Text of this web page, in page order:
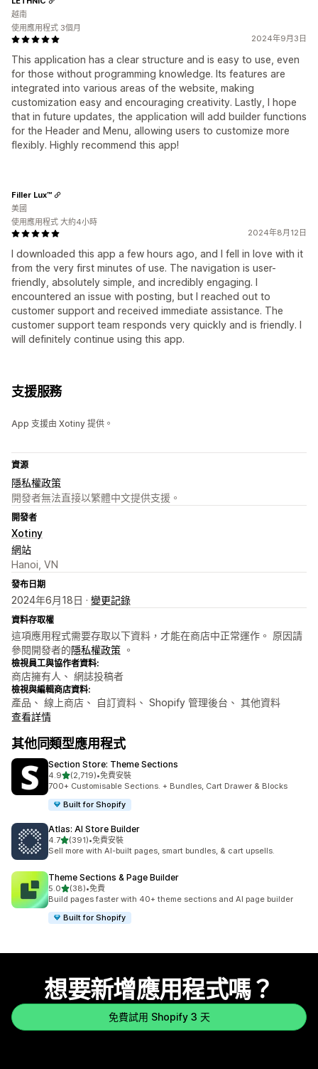
2024年9月3日
This application has a clear structure and is easy to use, even
for those without programming knowledge. Its features are
integrated into various areas of the website, making
customization easy and encouraging creativity. Lastly, I hope
that in future updates, the application will add builder functions
for the Header and Menu, allowing users to customize more
flexibly. Highly recommend this app!
越南
使用應用程式 3個月
2024年8月12日
I downloaded this app a few hours ago, and I fell in love with it
from the very first minutes of use. The navigation is user-
friendly, absolutely simple, and incredibly engaging. I
encountered an issue with posting, but I reached out to
customer support and received immediate assistance. The
customer support team responds very quickly and is friendly. I
will definitely continue using this app.
Filler Lux™
美國
使用應用程式 大約4小時
支援服務
App 支援由 Xotiny 提供。
資源
隱私權政策
開發者無法直接以繁體中文提供支援。
開發者
Xotiny
網站
Hanoi, VN
發布日期
2024年6月18日 · 變更記錄
資料存取權
這項應用程式需要存取以下資料，才能在商店中正常運作。 原因請
參閱開發者的隱私權政策 。
檢視員工與協作者資料:
商店擁有人、 網誌投稿者
檢視與編輯商店資料:
產品、 線上商店、 自訂資料、 Shopify 管理後台、 其他資料
查看詳情
其他同類型應用程式
Section Store: Theme Sections
4.9滿分 5 顆星
(2,719)
共有 2719 則評價
•免費安裝
700+ Customisable Sections. + Bundles, Cart Drawer & Blocks
Built for Shopify
Atlas: AI Store Builder
4.7滿分 5 顆星
(391)
共有 391 則評價
•免費安裝
Sell more with AI-built pages, smart bundles, & cart upsells.
Theme Sections & Page Builder
5.0滿分 5 顆星
(38)
共有 38 則評價
•免費
Build pages faster with 40+ theme sections and AI page builder
Built for Shopify
想要新增應用程式嗎？
免費試用 Shopify 3 天